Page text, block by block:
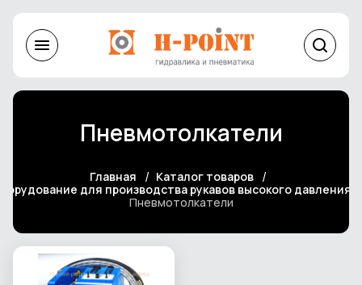
Пневмотолкатели
Главная
Каталог товаров
для производства рукавов высокого давления
Пневмотолкатели